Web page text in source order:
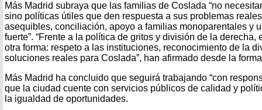
Más Madrid subraya que las familias de Coslada “no
sino políticas útiles que den respuesta a sus problemas
asequibles, conciliación, apoyo a familias monoparentales y
fuerte”. “Frente a la política de gritos y división de la derecha,
otra forma: respeto a las instituciones, reconocimiento de la
soluciones reales para Coslada”, han afirmado desde la
Más Madrid ha concluido que seguirá trabajando “con
que la ciudad cuente con servicios públicos de calidad y
la igualdad de oportunidades.